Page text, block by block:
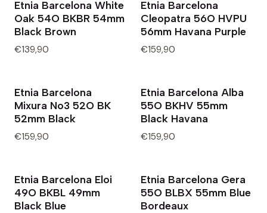
Etnia Barcelona White
Oak 54O BKBR 54mm
Black Brown
€139,90
Etnia Barcelona
Cleopatra 56O HVPU
56mm Havana Purple
€159,90
Etnia Barcelona
Mixura No3 52O BK
52mm Black
€159,90
Etnia Barcelona Alba
55O BKHV 55mm
Black Havana
€159,90
Etnia Barcelona Eloi
49O BKBL 49mm
Black Blue
Etnia Barcelona Gera
55O BLBX 55mm Blue
Bordeaux